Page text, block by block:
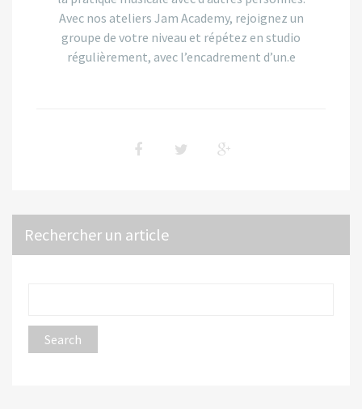
Avec nos ateliers Jam Academy, rejoignez un
groupe de votre niveau et répétez en studio
régulièrement, avec l’encadrement d’un.e
Rechercher un article